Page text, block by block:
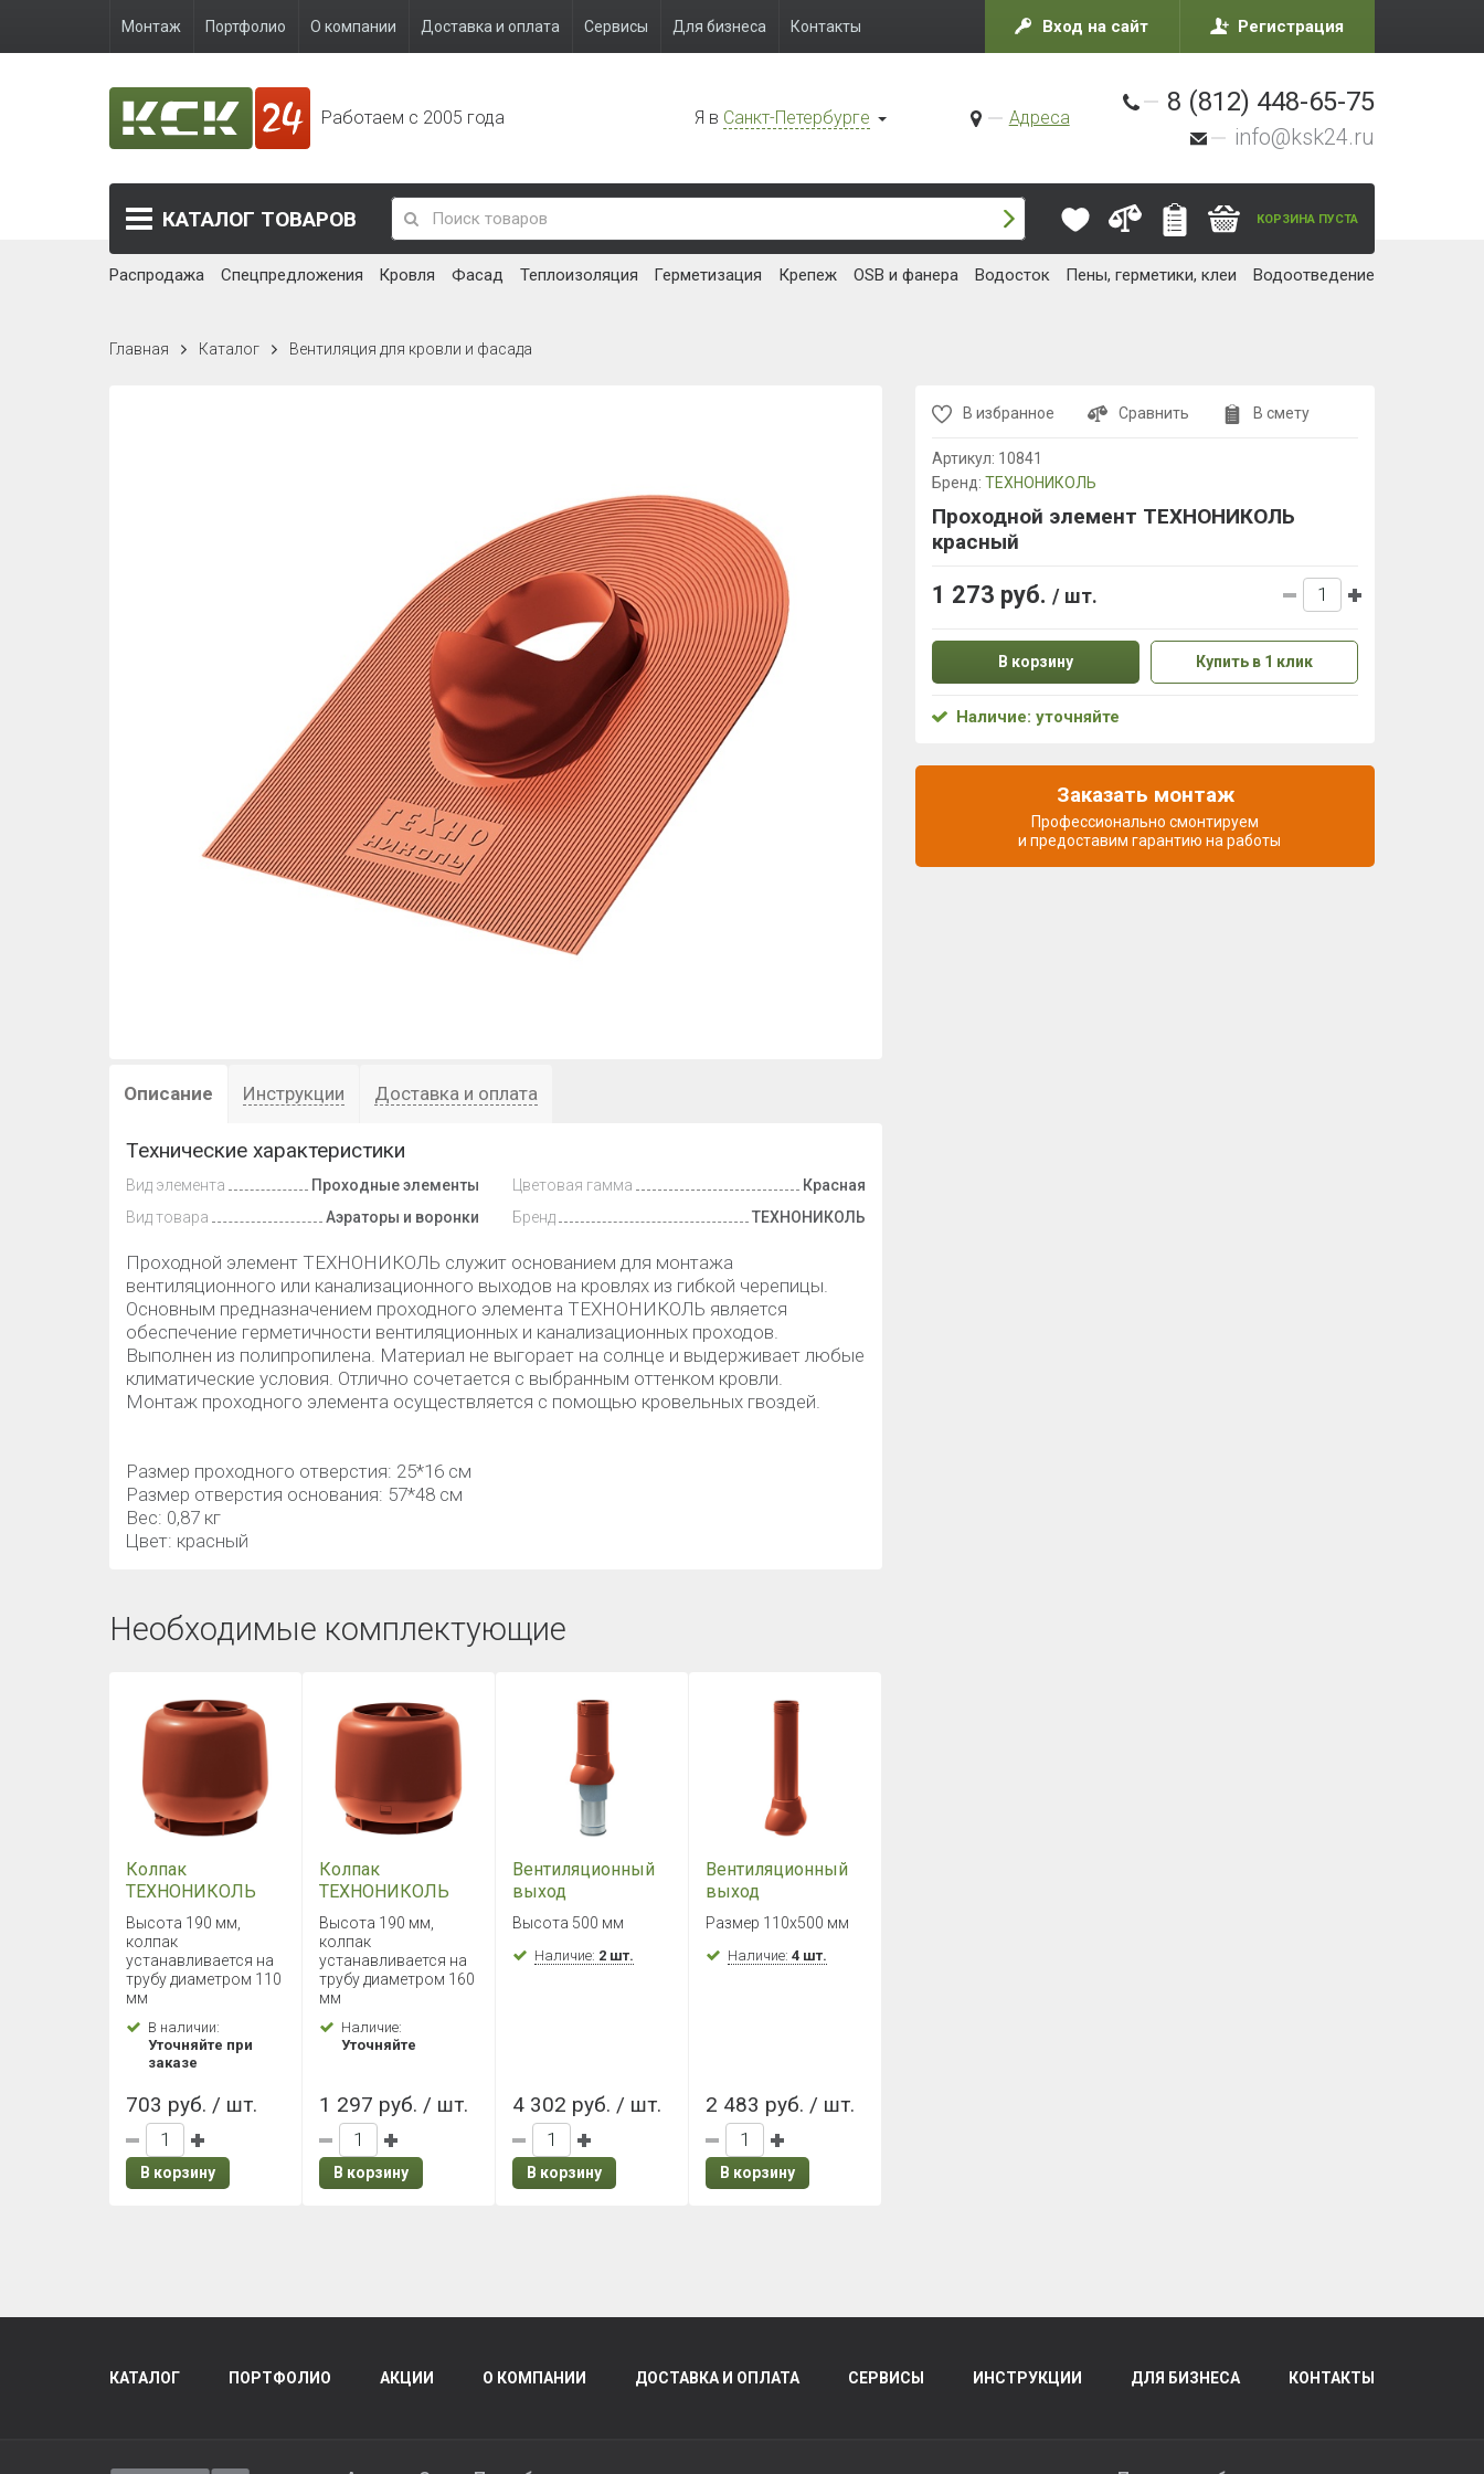
Монтаж Портфолио О компании Доставка и оплата Сервисы Для бизнеса Контакты Вход на сайт Регистрация
Работаем с 2005 года Я в Санкт-Петербурге Адреса
8 (812) 448-65-75
info@ksk24.ru
КАТАЛОГ ТОВАРОВ КОРЗИНА ПУСТА
Распродажа Спецпредложения Кровля Фасад Теплоизоляция Герметизация Крепеж OSB и фанера Водосток Пены, герметики, клеи Водоотведение
Главная Каталог Вентиляция для кровли и фасада
Описание Инструкции Доставка и оплата
Технические характеристики
Вид элемента
Проходные элементы
Вид товара
Аэраторы и воронки
Цветовая гамма
Красная
Бренд
ТЕХНОНИКОЛЬ
Проходной элемент ТЕХНОНИКОЛЬ служит основанием для монтажа
вентиляционного или канализационного выходов на кровлях из гибкой черепицы.
Основным предназначением проходного элемента ТЕХНОНИКОЛЬ является
обеспечение герметичности вентиляционных и канализационных проходов.
Выполнен из полипропилена. Материал не выгорает на солнце и выдерживает любые
климатические условия. Отлично сочетается с выбранным оттенком кровли.
Монтаж проходного элемента осуществляется с помощью кровельных гвоздей.
Размер проходного отверстия: 25*16 см
Размер отверстия основания: 57*48 см
Вес: 0,87 кг
Цвет: красный
Необходимые комплектующие
Колпак
ТЕХНОНИКОЛЬ
D110 красный
Высота 190 мм,
колпак
устанавливается на
трубу диаметром 110
мм
В наличии:
Уточняйте при
заказе
703 руб. / шт.
В корзину
Колпак
ТЕХНОНИКОЛЬ
D160 красный
Высота 190 мм,
колпак
устанавливается на
трубу диаметром 160
мм
Наличие:
Уточняйте
1 297 руб. / шт.
В корзину
Вентиляционный
выход
изолированный D
125/160
ТЕХНОНИКОЛЬ
Высота 500 мм
Наличие: 2 шт.
4 302 руб. / шт.
В корзину
Вентиляционный
выход
канализационный
D110
ТЕХНОНИКОЛЬ
Размер 110х500 мм
Наличие:4 шт.
2 483 руб. / шт.
В корзину
В избранное Сравнить В смету
Артикул: 10841
Бренд: ТЕХНОНИКОЛЬ
Проходной элемент ТЕХНОНИКОЛЬ
красный
1 273 руб. / шт.
В корзину Купить в 1 клик
Наличие: уточняйте
Заказать монтаж
Профессионально смонтируем
и предоставим гарантию на работы
КАТАЛОГ ПОРТФОЛИО АКЦИИ О КОМПАНИИ ДОСТАВКА И ОПЛАТА СЕРВИСЫ ИНСТРУКЦИИ ДЛЯ БИЗНЕСА КОНТАКТЫ